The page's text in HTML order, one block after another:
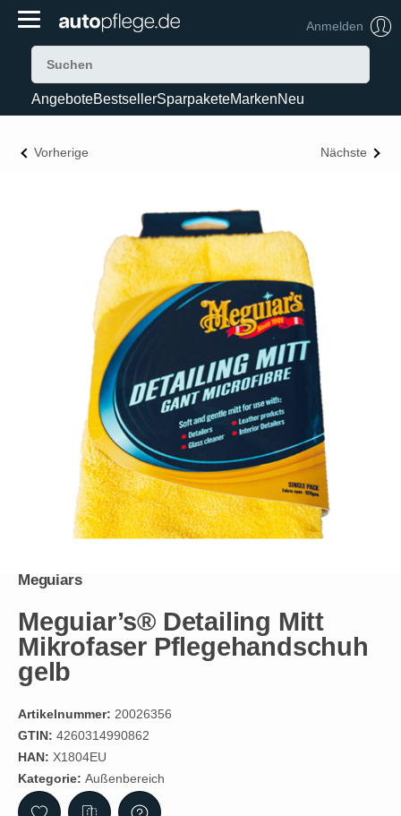
Anmelden
AngeboteBestsellerSparpaketeMarkenNeu
Vorherige Nächste
Meguiars
Meguiar’s® Detailing Mitt
Mikrofaser Pflegehandschuh
gelb
Artikelnummer: 20026356
GTIN: 4260314990862
HAN: X1804EU
Kategorie: Außenbereich